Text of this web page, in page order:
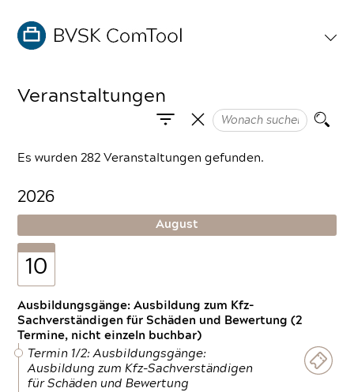
Veranstaltungen
Es wurden 282 Veranstaltungen gefunden.
2026
August
10
Ausbildungsgänge: Ausbildung zum Kfz-
Sachverständigen für Schäden und Bewertung (2
Termine, nicht einzeln buchbar)
Termin 1/2: Ausbildungsgänge:
Ausbildung zum Kfz-Sachverständigen
für Schäden und Bewertung